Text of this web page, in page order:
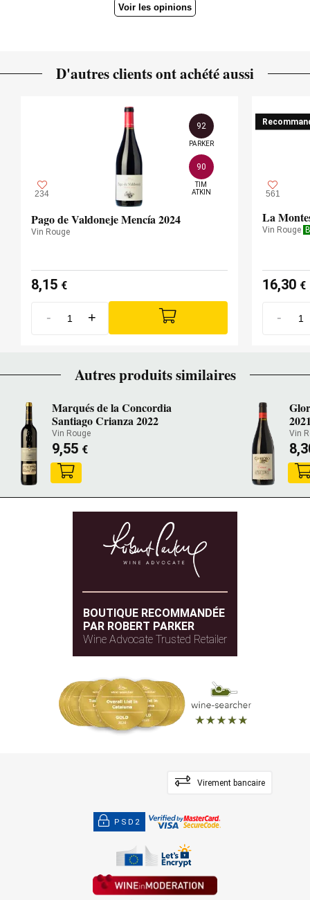
Robert Parker Wine AdvocateVoir les opinions
D'autres clients ont achété aussi
234
92
PARKER
90
TIM
ATKIN
Pago de Valdoneje Mencía 2024
Vin Rouge
8,15 €
- +
561
La
Vin Rouge
16,30 €
-
Autres produits similaires
Marqués de la Concordia
Santiago Crianza 2022
Vin Rouge
9,55 €
Vin
BOUTIQUE RECOMMANDÉE
PAR ROBERT PARKER
Wine Advocate Trusted Retailer
Virement bancaire
PSD2